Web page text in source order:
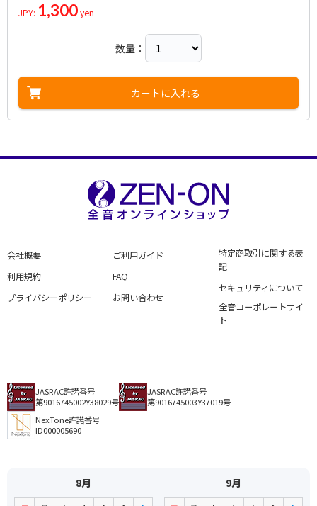
JPY: 1,300yen
数量：
カートに入れる
会社概要
利用規約
プライバシーポリシー
ご利用ガイド
FAQ
お問い合わせ
特定商取引に関する表
記
セキュリティについて
全音コーポレートサイ
ト
JASRAC許諾番号
第9016745002Y38029号
JASRAC許諾番号
第9016745003Y37019号
NexTone許諾番号
ID000005690
8月 9月